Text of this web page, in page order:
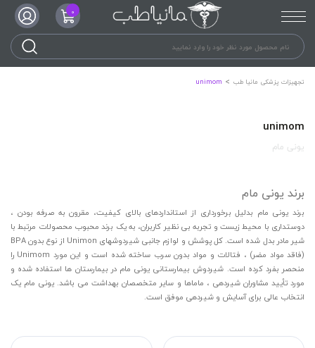
0
تجهیزات پزشکی مانیا طب unimom
unimom
یونی مام
برند یونی مام
برند یونی مام بدلیل برخورداری از استانداردهای بالای کیفیت، مقرون به صرفه بودن ،
دوستداری با محیط زیست و تجربه بی نظیر کاربران، به یک برند محبوب محصولات مرتبط با
شیر مادر بدل شده است. کل پوشش و لوازم جانبی شیردوشهای Unimon از نوع بدون BPA
(فاقد مواد مضر) ، فتالات و مواد بدون سرب ساخته شده است و این مورد Unimom را
منحصر بفرد کرده است. شیردوش بیمارستانی یونی مام در بیمارستان ها استفاده شده و
مورد تأیید مشاوران شیردهی ، ماماها و سایر متخصصان بهداشت می باشد. یونی مام یک
انتخاب عالی برای آسایش و شیردهی موفق است.